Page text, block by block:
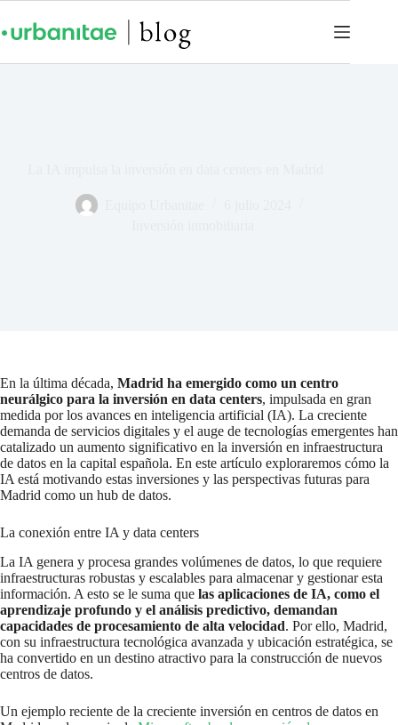
En la última década, Madrid ha emergido como un centro
neurálgico para la inversión en data centers, impulsada en gran
medida por los avances en inteligencia artificial (IA). La creciente
demanda de servicios digitales y el auge de tecnologías emergentes han
catalizado un aumento significativo en la inversión en infraestructura
de datos en la capital española. En este artículo exploraremos cómo la
IA está motivando estas inversiones y las perspectivas futuras para
Madrid como un hub de datos.
La conexión entre IA y data centers
La IA genera y procesa grandes volúmenes de datos, lo que requiere
infraestructuras robustas y escalables para almacenar y gestionar esta
información. A esto se le suma que las aplicaciones de IA, como el
aprendizaje profundo y el análisis predictivo, demandan
capacidades de procesamiento de alta velocidad. Por ello, Madrid,
con su infraestructura tecnológica avanzada y ubicación estratégica, se
ha convertido en un destino atractivo para la construcción de nuevos
centros de datos.
Un ejemplo reciente de la creciente inversión en centros de datos en